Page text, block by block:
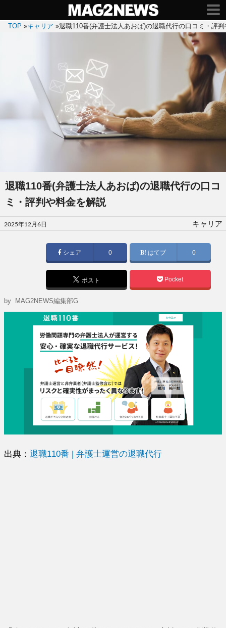
TOP »キャリア »退職110番(弁護士法人あおば)の退職代行の口コミ・評
退職110番(弁護士法人あおば)の退職代行の口コ
ミ・評判や料金を解説
投
稿
2025年12月6日 キャリア
シェア 0 はてブ 0
ポスト Pocket
by MAG2NEWS編集部G
出典：退職110番 | 弁護士運営の退職代行